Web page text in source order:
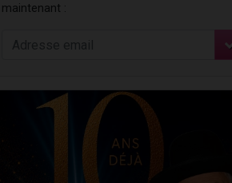
maintenant :